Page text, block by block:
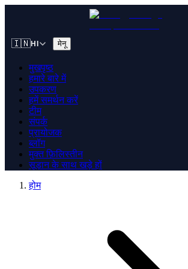
🇮🇳HI मेनू
मुखपृष्ठ
हमारे बारे में
उपकरण
हमें समर्थन करें
टीम
संपर्क
प्रायोजक
ब्लॉग
मुक्त फ़िलिस्तीन
सूडान के साथ खड़े हों
होम